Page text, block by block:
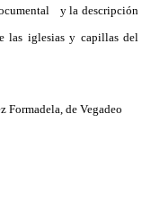
y la descripción
las iglesias y capillas del
Formadela, de Vegadeo